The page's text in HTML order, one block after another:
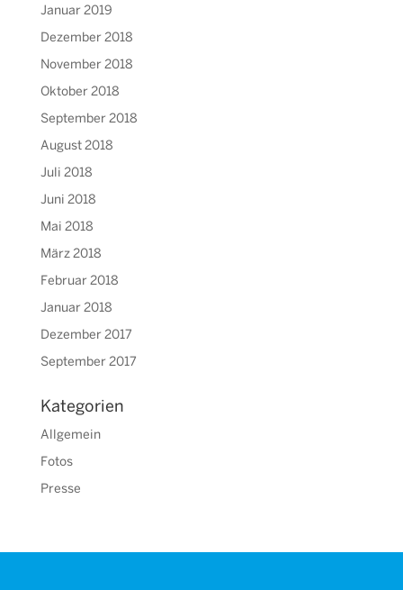
Januar 2019
Dezember 2018
November 2018
Oktober 2018
September 2018
August 2018
Juli 2018
Juni 2018
Mai 2018
März 2018
Februar 2018
Januar 2018
Dezember 2017
September 2017
Kategorien
Allgemein
Fotos
Presse